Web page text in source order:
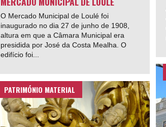
O Mercado Municipal de Loulé foi
inaugurado no dia 27 de junho de 1908,
altura em que a Câmara Municipal era
presidida por José da Costa Mealha. O
edifício foi...
PATRIMÓNIO MATERIAL